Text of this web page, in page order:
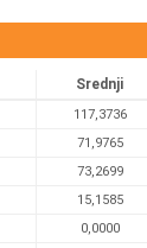
Srednji
117,3736
71,9765
73,2699
15,1585
0,0000